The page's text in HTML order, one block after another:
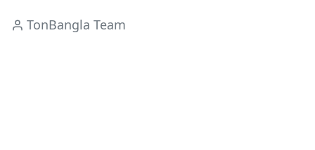
TonBangla Team